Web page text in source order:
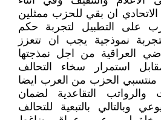
الاتحادي ان بقي للحزب ممثلين
على التطبيل لتجربة حكم
نموذجية يجب ان تتعزز
العراقية من اجل نمذجتها
استمرار سخاء التحالف
منتسبي الحزب من العرب ايضا
والرواتب التقاعدية لضمان
وبالتالي بالتبعية للتحالف